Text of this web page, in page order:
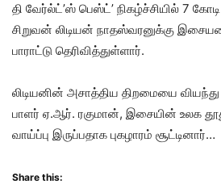
தி வேர்ல்ட்’ஸ் பெஸ்ட்’ நிகழ்ச்சியில் 7 கோடி
சிறுவன் லிடியன் நாதஸ்வரனுக்கு
பாராட்டு தெரிவித்துள்ளார்.
லிடியனின் அசாத்திய திறமையை
பாளர் ஏ.ஆர். ரகுமான், இசையின் உலக
வாய்ப்பு இருப்பதாக புகழாரம் சூட்டினார்…
Share this: